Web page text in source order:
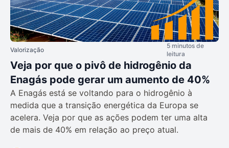
Valorização
5 minutos de
leitura
Veja por que o pivô de hidrogênio da
Enagás pode gerar um aumento de 40%
A Enagás está se voltando para o hidrogênio à
medida que a transição energética da Europa se
acelera. Veja por que as ações podem ter uma alta
de mais de 40% em relação ao preço atual.